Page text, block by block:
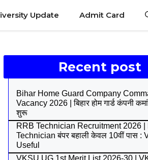
Update Admit Card
Recent post
Bihar Home Guard Company
Vacancy 2026 | बिहार होम गार्ड कंपनी
शुरू
RRB Technician Recruitment 2026 |
Technician बंपर बहाली केवल 10वीं पास :
Useful
VKSU UG 1st Merit List 2026-30 |